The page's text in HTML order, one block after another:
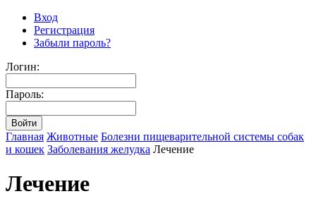
Вход
Регистрация
Забыли пароль?
Логин:
Пароль:
Главная Животные Болезни пищеварительной системы собак
и кошек Заболевания желудка Лечение
Лечение